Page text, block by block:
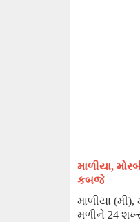
માળીયા,
કબજે
માળીયા (મી),
મળીને 24